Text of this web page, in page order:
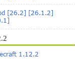
[26.2] [26.1.2]
1.12.2